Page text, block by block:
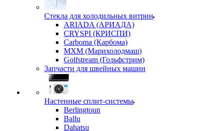
Стекла для холодильных витрин
ARIADA (АРИАДА)
CRYSPI (КРИСПИ)
Carboma (Карбома)
MXM (Марихолодмаш)
Golfstream (Гольфстрим)
Запчасти для швейных машин
Настенные сплит-системы
Berlingtoun
Ballu
Dahatsu